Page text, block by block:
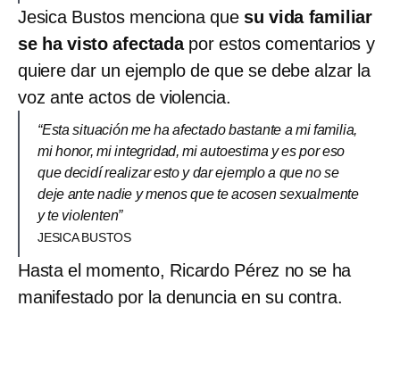
Jesica Bustos menciona que su vida familiar
se ha visto afectada por estos comentarios y
quiere dar un ejemplo de que se debe alzar la
voz ante actos de violencia.
“Esta situación me ha afectado bastante a mi familia,
mi honor, mi integridad, mi autoestima y es por eso
que decidí realizar esto y dar ejemplo a que no se
deje ante nadie y menos que te acosen sexualmente
y te violenten”
JESICA BUSTOS
Hasta el momento, Ricardo Pérez no se ha
manifestado por la denuncia en su contra.